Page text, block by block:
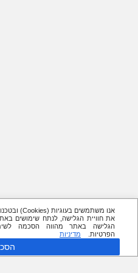
את חוויית הגלישה, לנתח שימושים
הגלישה באתר מהווה הסכמה
הפרטיות.
מדיניות